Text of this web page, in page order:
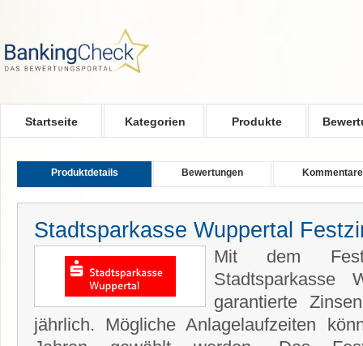
Startseite Kategorien Produkte
Produktdetails Bewertungen Kommentare
Stadtsparkasse Wuppertal
Mit dem
Stadtsparkasse
garantierte
jährlich. Mögliche Anlagelaufzeiten